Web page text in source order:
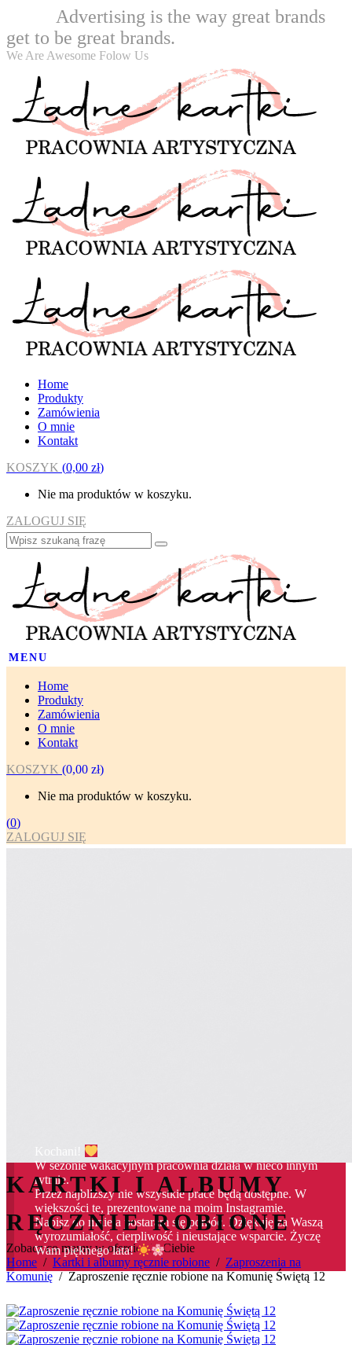
Advertising is the way great brands
get to be great brands.
We Are Awesome Folow Us
Home
Produkty
Zamówienia
O mnie
Kontakt
KOSZYK (0,00 zł)
Nie ma produktów w koszyku.
ZALOGUJ SIĘ
MENU
Home
Produkty
Zamówienia
O mnie
Kontakt
KOSZYK (0,00 zł)
Nie ma produktów w koszyku.
(0)
ZALOGUJ SIĘ
KARTKI I ALBUMY
RĘCZNIE ROBIONE
Zobacz co mamy w ofercie dla Ciebie
Home / Kartki i albumy ręcznie robione / Zaproszenia na
Komunię / Zaproszenie ręcznie robione na Komunię Świętą 12
Kochani!
W sezonie wakacyjnym pracownia działa w nieco innym
rytmie.
Przez najbliższy nie wszystkie prace będą dostępne. W
większości te, prezentowane na moim Instagramie.
Napisz do mnie a postaram się pomóc. Dziękuję za Waszą
wyrozumiałość, cierpliwość i nieustające wsparcie. Życzę
Wam pięknego lata!